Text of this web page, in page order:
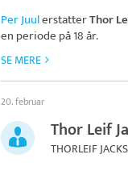
Per JuulerstatterThor
en periode på 18 år.
SE MERE
20. februar
Thor Leif
THORLEIF